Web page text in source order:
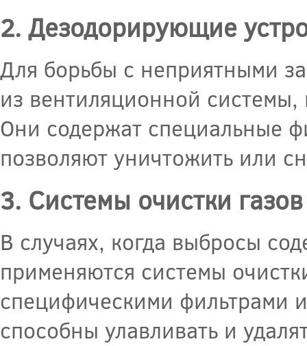
2. Дезодорирующие
Для борьбы с неприятными
из вентиляционной
Они содержат специальные
позволяют уничтожить или
3. Системы очистки газов
В случаях, когда выбросы
применяются системы
специфическими фильтрами
способны улавливать и